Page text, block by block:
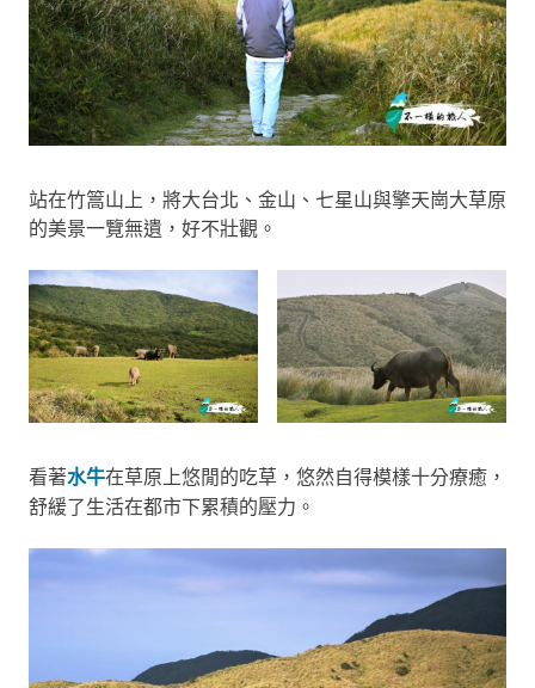
站在竹篙山上，將大台北、金山、七星山與擎天崗大草原
的美景一覽無遺，好不壯觀。
看著水牛在草原上悠閒的吃草，悠然自得模樣十分療癒，
舒緩了生活在都市下累積的壓力。